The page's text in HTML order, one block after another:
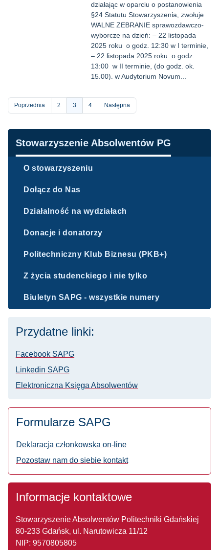
działając w oparciu o postanowienia
§24 Statutu Stowarzyszenia, zwołuje
WALNE ZEBRANIE sprawozdawczo-
wyborcze na dzień: – 22 listopada
2025 roku o godz. 12:30 w I terminie,
– 22 listopada 2025 roku o godz.
13:00 w II terminie, (do godz. ok.
15.00). w Audytorium Novum...
Stronicowanie
Poprzednia Strona
2
Bieżąca
strona
3 Strona
4 Następna
Nawigacja
Stowarzyszenie Absolwentów PG
O stowarzyszeniu
Dołącz do Nas
Działalność na wydziałach
Donacje i donatorzy
Politechniczny Klub Biznesu (PKB+)
Z życia studenckiego i nie tylko
Biuletyn SAPG - wszystkie numery
Przydatne linki:
Facebook SAPG
Linkedin SAPG
Elektroniczna Księga Absolwentów
Formularze SAPG
Deklaracja członkowska on-line
Pozostaw nam do siebie kontakt
Informacje kontaktowe
Stowarzyszenie Absolwentów Politechniki Gdańskiej
80-233 Gdańsk, ul. Narutowicza 11/12
NIP: 9570805805